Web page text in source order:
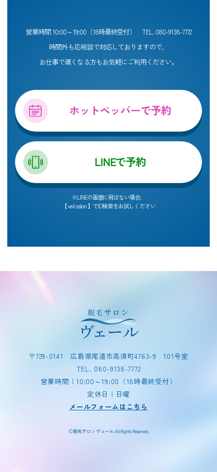
営業時間 10:00～19:00（18時最終受付）TEL. 080-9138-7772
時間外も応相談で対応しておりますので、
お仕事で遅くなる方もお気軽にご利用ください。
ホットペッパーで予約
LINEで予約
※LINEの画面に飛ばない場合、
【 veil.salon 】でID検索をお試しください
〒729-0141広島県尾道市高須町4763-9 101号室
TEL. 080-9138-7772
営業時間｜10:00～19:00（18時最終受付）
定休日｜日曜
メールフォームはこちら
© 脱毛サロン ヴェール. All Rights Reserved.